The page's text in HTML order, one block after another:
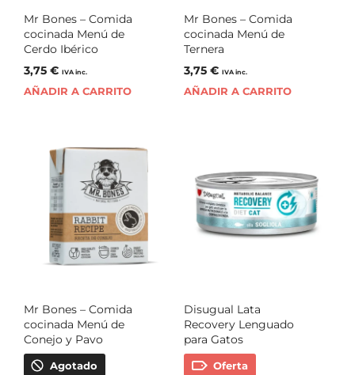
Mr Bones – Comida
cocinada Menú de
Cerdo Ibérico
3,75 € IVA inc.
AÑADIR A CARRITO
Mr Bones – Comida
cocinada Menú de
Ternera
3,75 € IVA inc.
AÑADIR A CARRITO
Mr Bones – Comida
cocinada Menú de
Conejo y Pavo
Agotado
Disugual Lata
Recovery Lenguado
para Gatos
Oferta